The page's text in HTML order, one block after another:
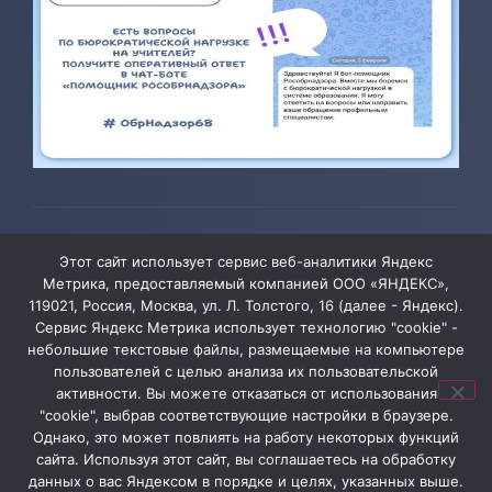
юношества»
Администрация сайта уведомляет, что информация,
содержащая персональные данные, размещена на
сайте ТОГБОУ ДО «Центр развития творчества детей
и юношества» в соответствии с Федеральным
законом от 27.07.2006 № 152-ФЗ «О персональных
Этот сайт использует сервис веб-аналитики Яндекс
Метрика, предоставляемый компанией ООО «ЯНДЕКС»,
119021, Россия, Москва, ул. Л. Толстого, 16 (далее - Яндекс).
Сервис Яндекс Метрика использует технологию "cookie" -
небольшие текстовые файлы, размещаемые на компьютере
пользователей с целью анализа их пользовательской
активности. Вы можете отказаться от использования
"cookie", выбрав соответствующие настройки в браузере.
Однако, это может повлиять на работу некоторых функций
сайта. Используя этот сайт, вы соглашаетесь на обработку
данных о вас Яндексом в порядке и целях, указанных выше.